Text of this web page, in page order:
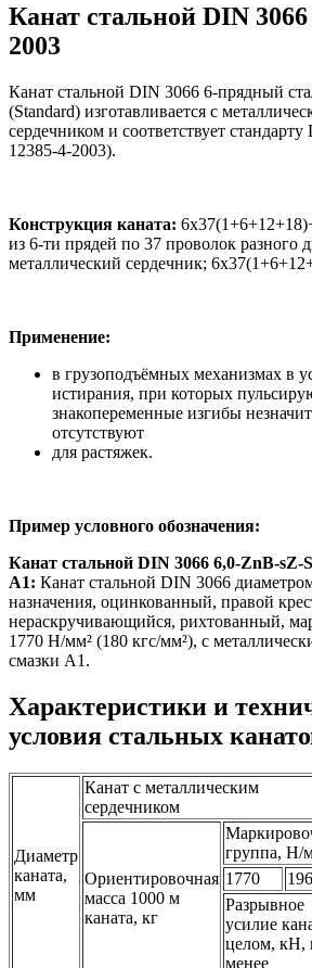
Канат стальной DIN
2003
Канат стальной DIN 3066 6-прядный
(Standard) изготавливается с
сердечником и соответствует
12385-4-2003).
Конструкция каната:
из 6-ти прядей по 37 проволок разного
металлический сердечник;
Применение:
в грузоподъёмных механизмах в
истирания, при которых
знакопеременные изгибы
отсутствуют
для растяжек.
Пример условного обозначения:
Канат стальной DIN 3066 6,0-ZnB-sZ-
А1: Канат стальной DIN 3066
назначения, оцинкованный, правой
нераскручивающийся, рихтованный,
1770 Н/мм² (180 кгс/мм²), с
смазки А1.
Характеристики и
условия стальных
Диаметр
каната,
мм
Канат с металлическим
сердечником
Ориентировочная
масса 1000 м
каната, кг
группа, Н/
1770
Разрывное
усилие
целом, кН,
менее